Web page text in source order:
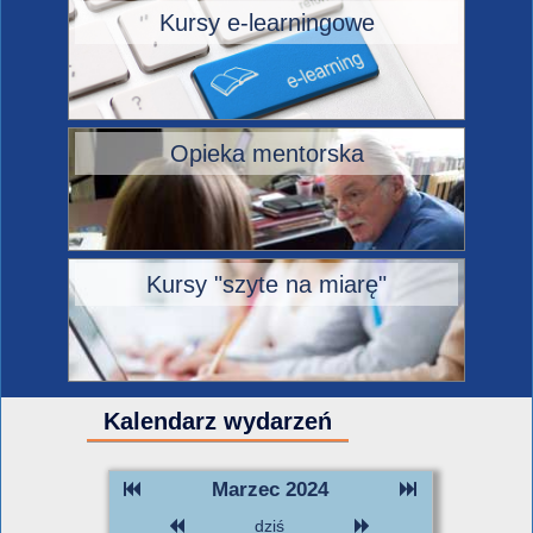
Kursy e-learningowe
Opieka mentorska
Kursy "szyte na miarę"
Kalendarz wydarzeń
Marzec 2024
dziś